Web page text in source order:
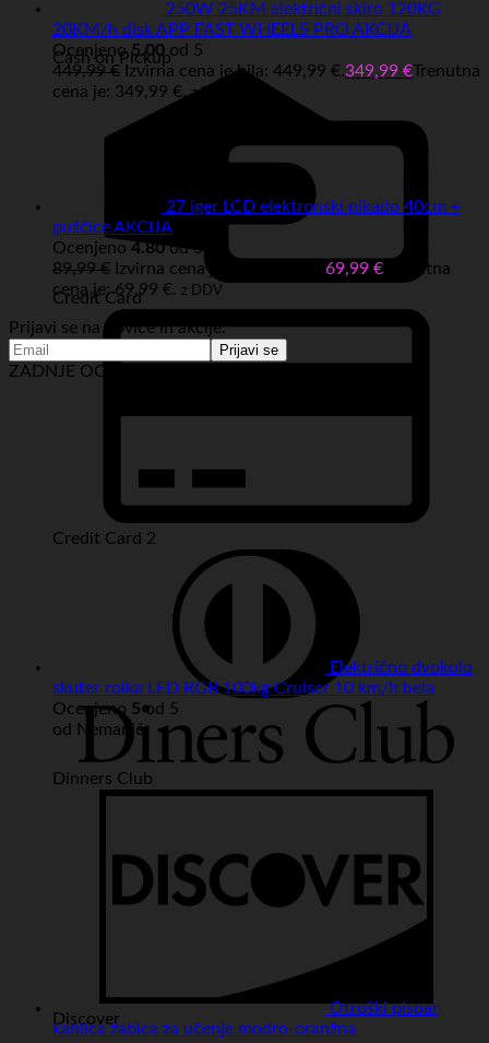
Cash on Pickup
Credit Card
Credit Card 2
Dinners Club
Discover
250W 25KM električni skiro 120KG
20KM/h disk APP FAST WHEELS PRO AKCIJA
Ocenjeno5.00 od 5
449,99€ Izvirna cena je bila: 449,99 €.349,99 €Trenutna
cena je: 349,99 €. z DDV
27 iger LCD elektronski pikado 40cm +
puščice AKCIJA
Ocenjeno 4.80od 5
89,99€ Izvirna cena je bila: 89,99 €. 69,99 € Trenutna
cena je: 69,99 €. z DDV
Prijavi se na novice in akcije:
ZADNJE OCENE IZDELKOV:
Električno dvokolo
skuter rolka LED RGB 100kg Cruiser 10 km/h bela
Ocenjeno 5od 5
od Nemanič
Otroški pisoar
kahlica žabica za učenje modro-oranžna